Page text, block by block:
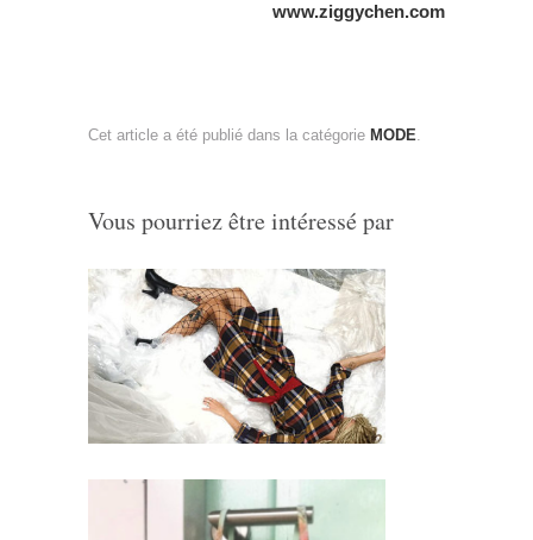
www.ziggychen.com
Cet article a été publié dans la catégorie MODE
Vous pourriez être intéressé par